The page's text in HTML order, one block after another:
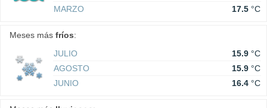
MARZO
17.5 °C
Meses más fríos:
JULIO
15.9 °C
AGOSTO
15.9 °C
JUNIO
16.4 °C